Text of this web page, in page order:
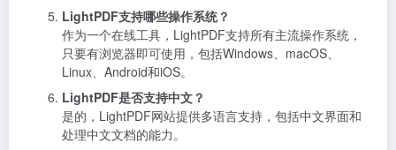
LightPDF支持哪些操作系统？
作为一个在线工具，LightPDF支持所有主流操作系统，
只要有浏览器即可使用，包括Windows、macOS、
Linux、Android和iOS。
LightPDF是否支持中文？
是的，LightPDF网站提供多语言支持，包括中文界面和
处理中文文档的能力。